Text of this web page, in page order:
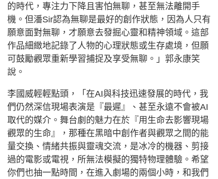
的時代，專注力下降且害怕無聊，甚至無法離開手
機。但潘Sir認為無聊是最好的創作狀態，因為人只有
願意面對無聊，才願意去發掘心靈和精神領域。這部
作品細緻地記錄了人物的心理狀態或生存處境，但願
可鼓勵觀眾重新學習捕捉及享受無聊。」郭永康笑
說。
李國威輕輕點頭，「在AI與科技迅速發展的時代，我
們仍然深信現場表演是『最遲』、甚至永遠不會被AI
取代的媒介。舞台劇的魅力在於『用生命去影響現場
觀眾的生命』，那種在黑暗中創作者與觀眾之間的能
量交換、情緒共振與靈魂交流，是冰冷的機器、剪接
過的電影或電視，所無法模擬的獨特物理體驗。希望
你們也抽一點時間，在進入劇場的兩個小時，和我們